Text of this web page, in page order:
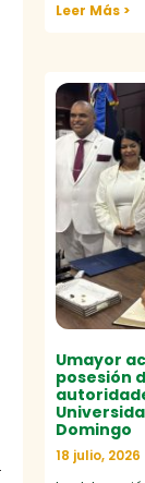
Leer Más >
Umayor
posesión
Domingo
18 julio, 2026